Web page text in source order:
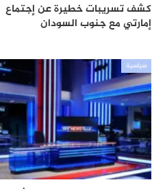
كشف تسريبات خطيرة عن إجتماع
إمارتي مع جنوب السودان
سياسية